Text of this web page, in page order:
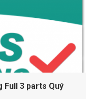
Full 3 parts Quý